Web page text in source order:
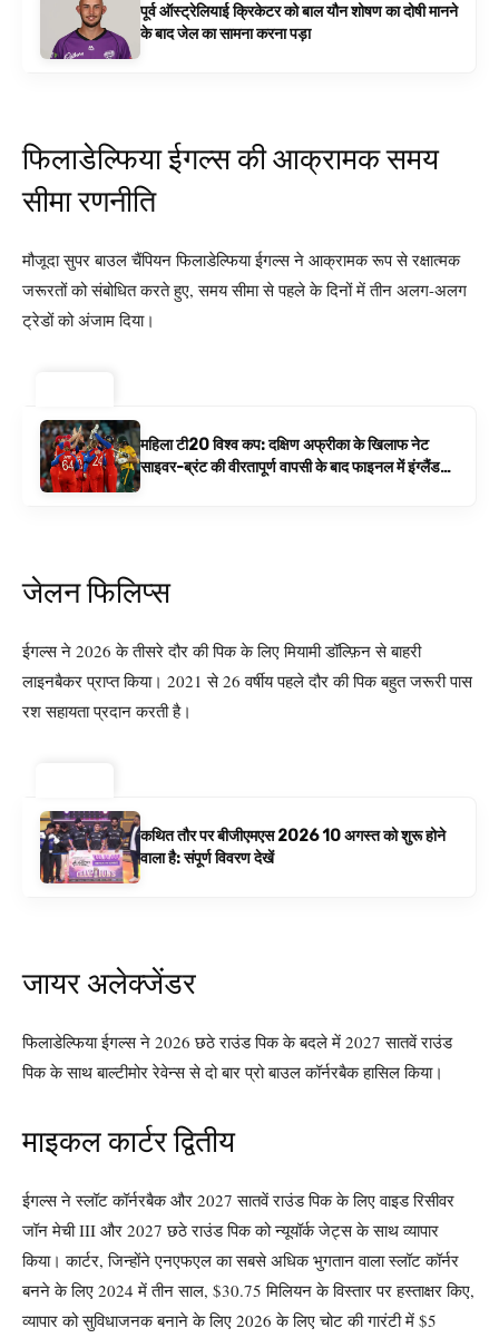
पूर्व ऑस्ट्रेलियाई क्रिकेटर को बाल यौन शोषण का दोषी मानने
के बाद जेल का सामना करना पड़ा
फिलाडेल्फिया ईगल्स की आक्रामक समय
सीमा रणनीति
मौजूदा सुपर बाउल चैंपियन फिलाडेल्फिया ईगल्स ने आक्रामक रूप से रक्षात्मक
जरूरतों को संबोधित करते हुए, समय सीमा से पहले के दिनों में तीन अलग-अलग
ट्रेडों को अंजाम दिया।
महिला टी20 विश्व कप: दक्षिण अफ्रीका के खिलाफ नेट
साइवर-ब्रंट की वीरतापूर्ण वापसी के बाद फाइनल में इंग्लैंड
जेलन फिलिप्स
ईगल्स ने 2026 के तीसरे दौर की पिक के लिए मियामी डॉल्फ़िन से बाहरी
लाइनबैकर प्राप्त किया। 2021 से 26 वर्षीय पहले दौर की पिक बहुत जरूरी पास
रश सहायता प्रदान करती है।
कथित तौर पर बीजीएमएस 2026 10 अगस्त को शुरू होने
वाला है: संपूर्ण विवरण देखें
जायर अलेक्जेंडर
फिलाडेल्फिया ईगल्स ने 2026 छठे राउंड पिक के बदले में 2027 सातवें राउंड
पिक के साथ बाल्टीमोर रेवेन्स से दो बार प्रो बाउल कॉर्नरबैक हासिल किया।
माइकल कार्टर द्वितीय
ईगल्स ने स्लॉट कॉर्नरबैक और 2027 सातवें राउंड पिक के लिए वाइड रिसीवर
जॉन मेची III और 2027 छठे राउंड पिक को न्यूयॉर्क जेट्स के साथ व्यापार
किया। कार्टर, जिन्होंने एनएफएल का सबसे अधिक भुगतान वाला स्लॉट कॉर्नर
बनने के लिए 2024 में तीन साल, $30.75 मिलियन के विस्तार पर हस्ताक्षर किए,
व्यापार को सुविधाजनक बनाने के लिए 2026 के लिए चोट की गारंटी में $5